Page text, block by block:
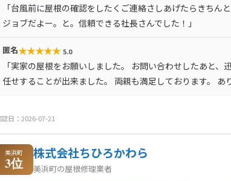
「台風前に屋根の確認をしたくご連絡さしあげたらきち
ジョブだよー。と。信頼できる社長さんでした！」
匿名★★★★★ 5.0
「実家の屋根をお願いしました。 お問い合わせしたあと
任せすることが出来ました。 両親も満足しております。 あ
日：2026-07-21
美浜町
3位
株式会社ちひろかわら
美浜町の屋根修理業者